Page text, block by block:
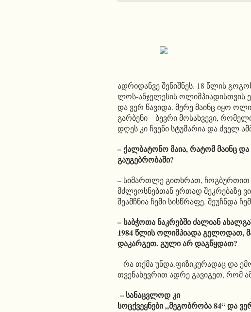
ადრიდანვე შენიშნეს. 18 წლის
ლოს-ანჯელესის ოლიმპიადისთვის
და ვერ წავიდა. მერე მაინც იყო
გარბენი – ბევრი მოსახვევი,
დღეს კი ჩვენი სტუმარია და ძველ
– ქალბატონო მაია, რატომ მაინც
გაუგებრობაში?
– სიმართლე გითხრათ, ჩოგბურთით
მძლეოსნებთან ერთად შეკრებაზე
შეამჩნია ჩემი სისწრაფე. შეუჩნდა
– საბჭოთა ნაკრებში ძალიან
1984 წლის ოლიმპიადა გელოდათ,
დაკარგეთ. გული არ დაგწყდათ?
– რა თქმა უნდა.ფიზიკურადაც და
თვენახევრით ადრე გავიგეთ, რომ
– სანაცვლოდ კი
სოცქვეყნები „მეგობრობა 84“ და